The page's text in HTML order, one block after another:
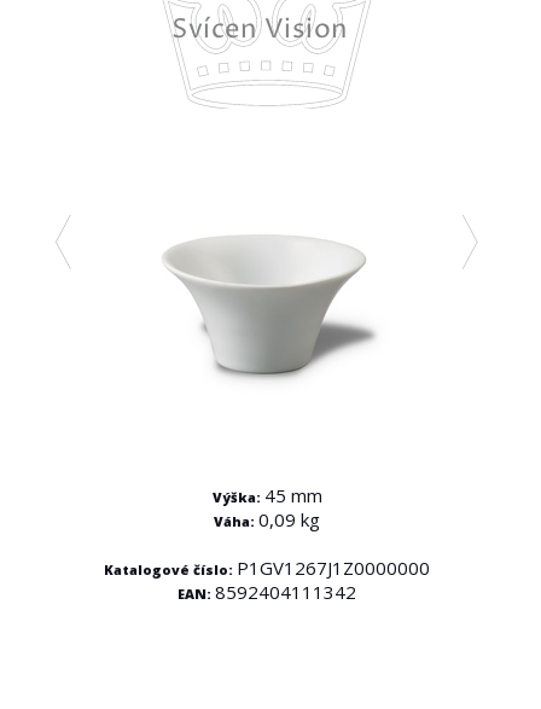
Svícen Vision
Výška: 45 mm
Váha:0,09 kg
Katalogové číslo: P1GV1267J1Z0000000
EAN:8592404111342